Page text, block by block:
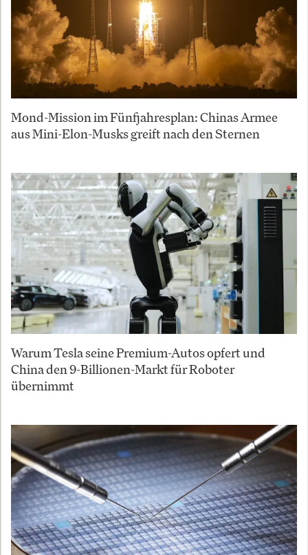
Mond-Mission im Fünfjahresplan: Chinas Armee
aus Mini-Elon-Musks greift nach den Sternen
Warum Tesla seine Premium-Autos opfert und
China den 9-Billionen-Markt für Roboter
übernimmt